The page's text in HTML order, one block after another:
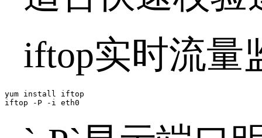
iftop实时流量
yum install iftop
iftop -P -i eth0